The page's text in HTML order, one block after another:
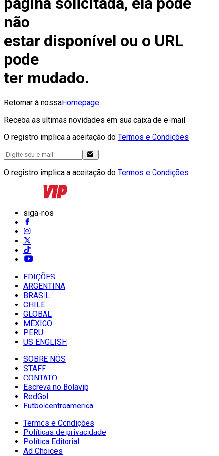
não
estar disponível ou o URL
pode
ter mudado.
Retornar à nossaHomepage
Receba as últimas novidades em sua caixa de e-mail
O registro implica a aceitação do Termos e Condições
O registro implica a aceitação do Termos e Condições
siga-nos
EDIÇÕES
ARGENTINA
BRASIL
CHILE
GLOBAL
MÉXICO
PERU
US ENGLISH
SOBRE NÓS
STAFF
CONTATO
Escreva no Bolavip
RedGol
Futbolcentroamerica
Termos e Condições
Políticas de privacidade
Política Editorial
Ad Choices